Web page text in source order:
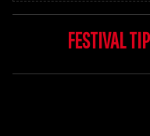
FESTIVAL